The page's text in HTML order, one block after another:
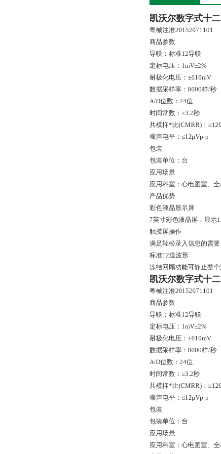
凯沃尔数字式十
粤械注准20152071101
商品参数
导联：标准12导联
定标电压：1mV±2%
耐极化电压：±610mV
数据采样率：8000样/秒
A/D位数：24位
时间常数：≥3.2秒
共模抑*比(CMRR)：
噪声电平：≤12μVp-p
包装
包装单位：台
应用场景
应用科室：心电图室、
产品优势
彩色液晶显示屏
7英寸彩色液晶屏，显示
触摸屏操作
满足轻松录入信息的需
标准12道波形
冻结回顾功能可静止整
凯沃尔数字式十
粤械注准20152071101
商品参数
导联：标准12导联
定标电压：1mV±2%
耐极化电压：±610mV
数据采样率：8000样/秒
A/D位数：24位
时间常数：≥3.2秒
共模抑*比(CMRR)：
噪声电平：≤12μVp-p
包装
包装单位：台
应用场景
应用科室：心电图室、